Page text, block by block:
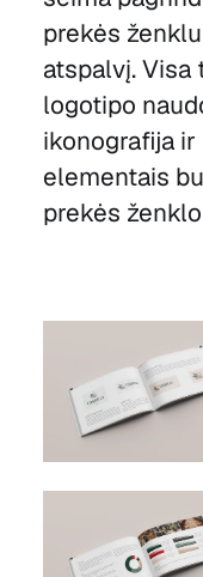
prekės
atspalvį.
logotipo
ikonografija
elementais
prekės